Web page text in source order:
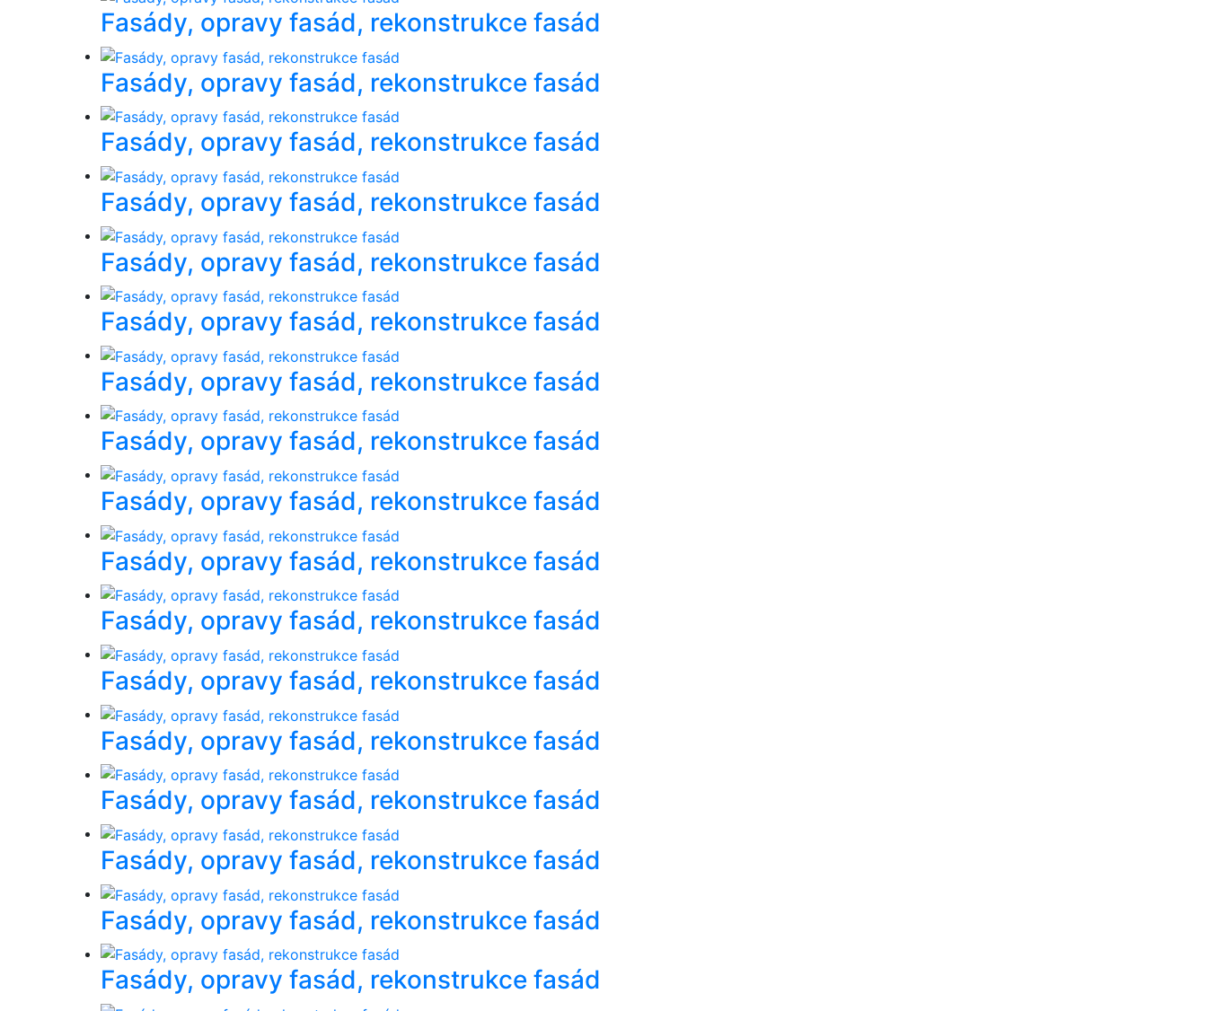
Fasády, opravy fasád, rekonstrukce fasád
Fasády, opravy fasád, rekonstrukce fasád
Fasády, opravy fasád, rekonstrukce fasád
Fasády, opravy fasád, rekonstrukce fasád
Fasády, opravy fasád, rekonstrukce fasád
Fasády, opravy fasád, rekonstrukce fasád
Fasády, opravy fasád, rekonstrukce fasád
Fasády, opravy fasád, rekonstrukce fasád
Fasády, opravy fasád, rekonstrukce fasád
Fasády, opravy fasád, rekonstrukce fasád
Fasády, opravy fasád, rekonstrukce fasád
Fasády, opravy fasád, rekonstrukce fasád
Fasády, opravy fasád, rekonstrukce fasád
Fasády, opravy fasád, rekonstrukce fasád
Fasády, opravy fasád, rekonstrukce fasád
Fasády, opravy fasád, rekonstrukce fasád
Fasády, opravy fasád, rekonstrukce fasád